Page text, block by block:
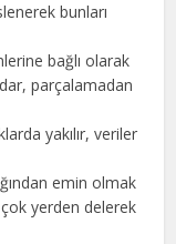
bunları
bağlı olarak
parçalamadan
yakılır, veriler
emin olmak
yerden delerek